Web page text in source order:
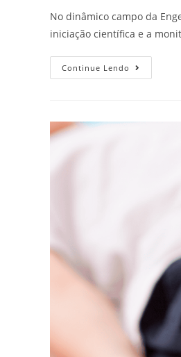
No dinâmico campo da
iniciação científica e a
Continue Lendo